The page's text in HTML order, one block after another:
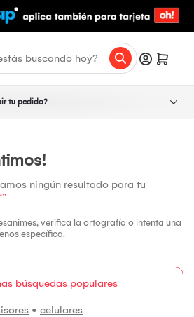
tu pedido?
ningún resultado para tu
verifica la ortografía o intenta una
específica.
búsquedas populares
• celulares